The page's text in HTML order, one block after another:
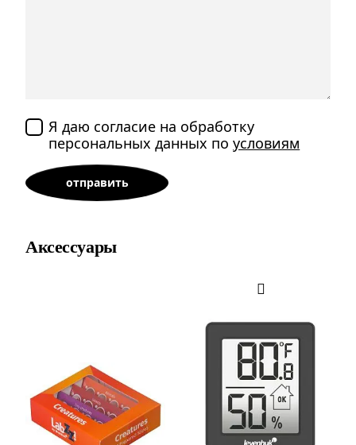
Я даю согласие на обработку
персональных данных поусловиям
Аксессуары